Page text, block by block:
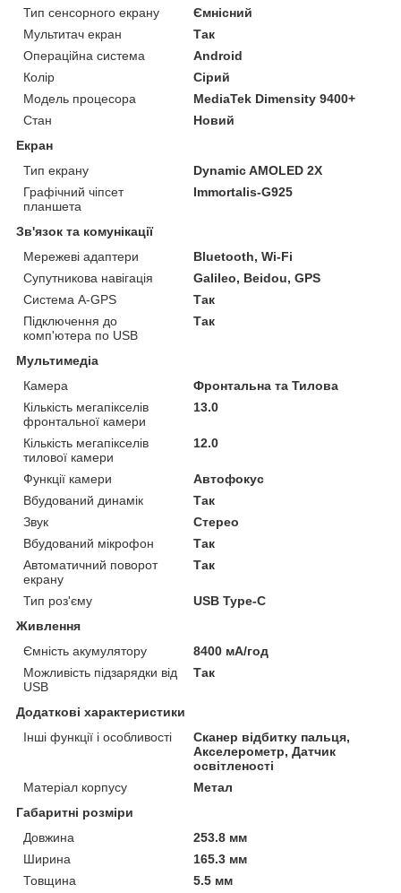
Тип сенсорного екрану
Ємнісний
Мультитач екран
Так
Операційна система
Android
Колір
Сірий
Модель процесора
MediaTek Dimensity 9400+
Стан
Новий
Екран
Тип екрану
Dynamic AMOLED 2X
Графічний чіпсет
планшета
Immortalis-G925
Зв'язок та комунікації
Мережеві адаптери
Bluetooth, Wi-Fi
Супутникова навігація
Galileo, Beidou, GPS
Система A-GPS
Так
Підключення до
комп'ютера по USB
Так
Мультимедіа
Камера
Фронтальна та Тилова
Кількість мегапікселів
фронтальної камери
13.0
Кількість мегапікселів
тилової камери
12.0
Функції камери
Автофокус
Вбудований динамік
Так
Звук
Стерео
Вбудований мікрофон
Так
Автоматичний поворот
екрану
Так
Тип роз'єму
USB Type-C
Живлення
Ємність акумулятору
8400 мА/год
Можливість підзарядки від
USB
Так
Додаткові характеристики
Інші функції і особливості
Сканер відбитку пальця,
Акселерометр, Датчик
освітленості
Матеріал корпусу
Метал
Габаритні розміри
Довжина
253.8 мм
Ширина
165.3 мм
Товщина
5.5 мм